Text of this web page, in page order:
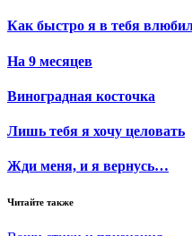
Как быстро я в тебя
На 9 месяцев
Виноградная косточка
Лишь тебя я хочу целовать
Жди меня, и я вернусь…
Читайте также